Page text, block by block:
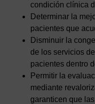
condición clínica
Determinar la
pacientes que
Disminuir la
de los servicios
pacientes dentro
Permitir la
mediante
garanticen que